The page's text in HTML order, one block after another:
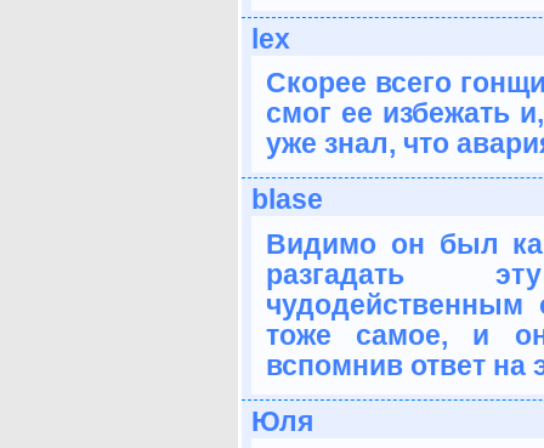
lex
Скорее всего
смог ее избежать
уже знал, что
blase
Видимо он был
разгадать
тоже самое, и
вспомнив ответ на
Юля